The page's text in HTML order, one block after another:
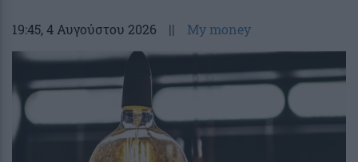
19:45, 4 Αυγούστου 2026 || My money